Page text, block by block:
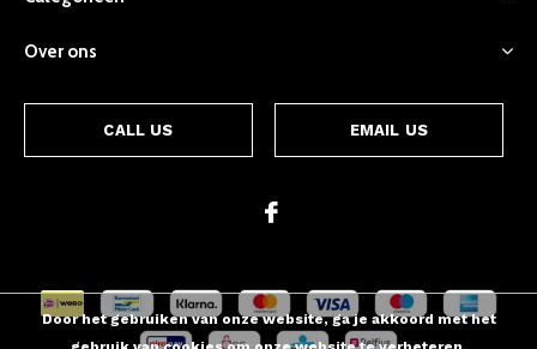
Over ons
CALL US EMAIL US
Door het gebruiken van onze website, ga je akkoord met het